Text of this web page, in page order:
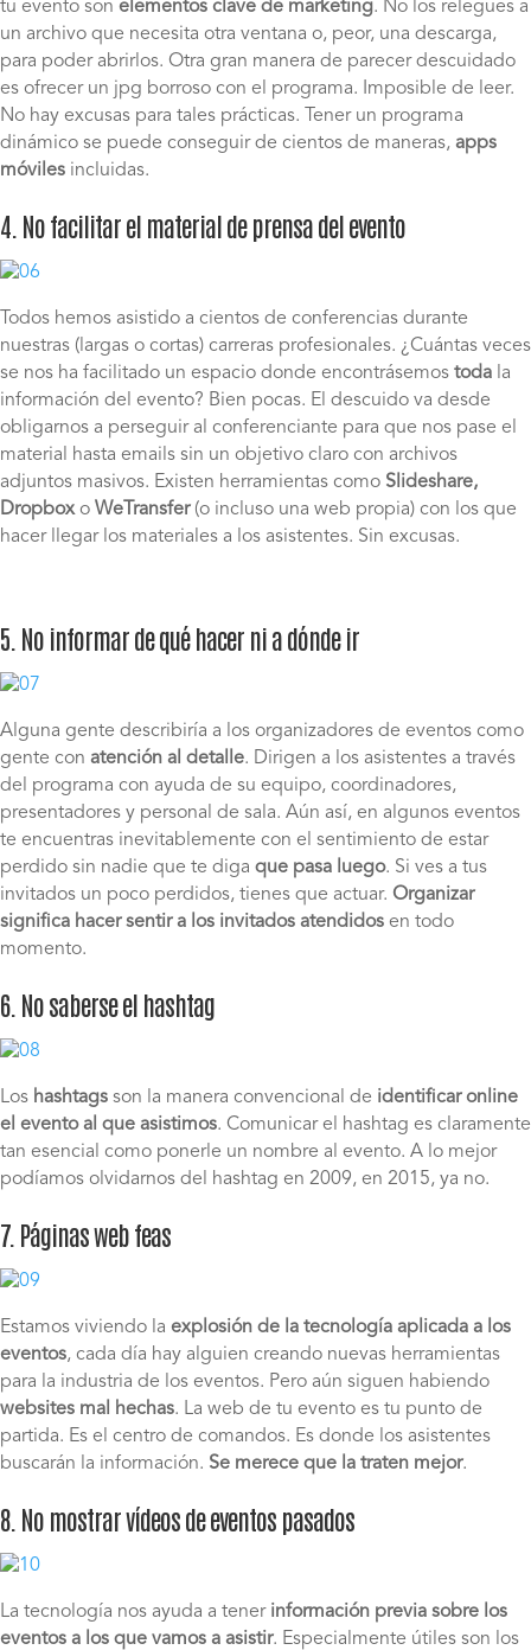
tu evento son elementos clave de marketing. No los relegues a
un archivo que necesita otra ventana o, peor, una descarga,
para poder abrirlos. Otra gran manera de parecer descuidado
es ofrecer un jpg borroso con el programa. Imposible de leer.
No hay excusas para tales prácticas. Tener un programa
dinámico se puede conseguir de cientos de maneras, apps
móviles incluidas.
4. No facilitar el material de prensa del evento
Todos hemos asistido a cientos de conferencias durante
nuestras (largas o cortas) carreras profesionales. ¿Cuántas veces
se nos ha facilitado un espacio donde encontrásemos toda la
información del evento? Bien pocas. El descuido va desde
obligarnos a perseguir al conferenciante para que nos pase el
material hasta emails sin un objetivo claro con archivos
adjuntos masivos. Existen herramientas como Slideshare,
Dropboxo WeTransfer(o incluso una web propia) con los que
hacer llegar los materiales a los asistentes. Sin excusas.
5. No informar de qué hacer ni a dónde ir
Alguna gente describiría a los organizadores de eventos como
gente con atención al detalle. Dirigen a los asistentes a través
del programa con ayuda de su equipo, coordinadores,
presentadores y personal de sala. Aún así, en algunos eventos
te encuentras inevitablemente con el sentimiento de estar
perdido sin nadie que te diga que pasa luego. Si ves a tus
invitados un poco perdidos, tienes que actuar. Organizar
significa hacer sentir a los invitados atendidos en todo
momento.
6. No saberse el hashtag
Los hashtags son la manera convencional de identificar online
el evento al que asistimos. Comunicar el hashtag es claramente
tan esencial como ponerle un nombre al evento. A lo mejor
podíamos olvidarnos del hashtag en 2009, en 2015, ya no.
7. Páginas web feas
Estamos viviendo la explosión de la tecnología aplicada a los
eventos, cada día hay alguien creando nuevas herramientas
para la industria de los eventos. Pero aún siguen habiendo
websites mal hechas. La web de tu evento es tu punto de
partida. Es el centro de comandos. Es donde los asistentes
buscarán la información. Se merece que la traten mejor.
8. No mostrar vídeos de eventos pasados
La tecnología nos ayuda a tener información previa sobre los
eventos a los que vamos a asistir. Especialmente útiles son los